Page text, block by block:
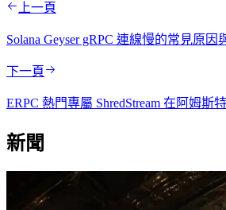
上一頁
Solana Geyser gRPC 連線慢的常見原因
下一頁
ERPC 熱門專屬 ShredStream 在阿姆斯
新聞